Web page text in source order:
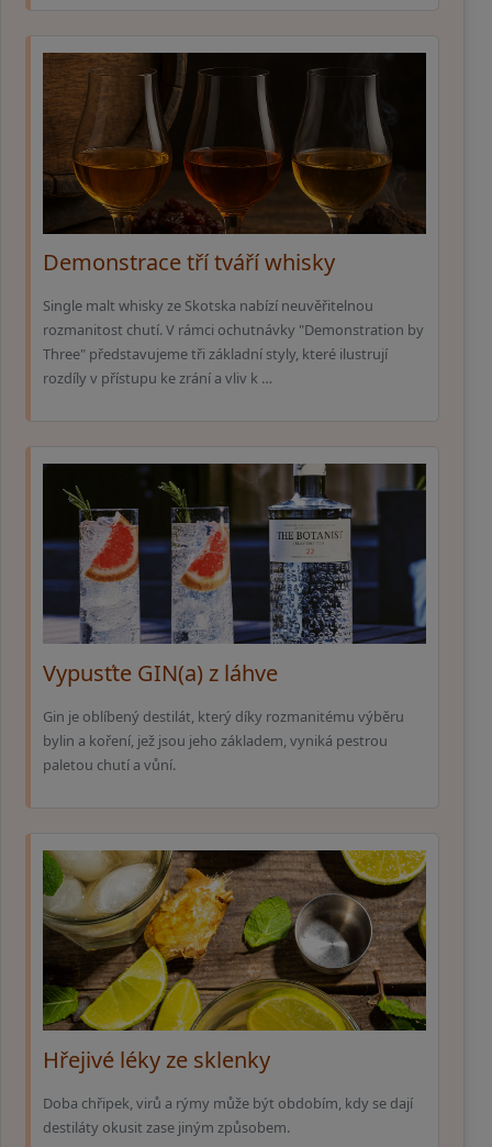
Demonstrace tří tváří whisky
Single malt whisky ze Skotska nabízí neuvěřitelnou
rozmanitost chutí. V rámci ochutnávky "Demonstration by
Three" představujeme tři základní styly, které ilustrují
rozdíly v přístupu ke zrání a vliv k …
Vypusťte GIN(a) z láhve
Gin je oblíbený destilát, který díky rozmanitému výběru
bylin a koření, jež jsou jeho základem, vyniká pestrou
paletou chutí a vůní.
Hřejivé léky ze sklenky
Doba chřipek, virů a rýmy může být obdobím, kdy se dají
destiláty okusit zase jiným způsobem.